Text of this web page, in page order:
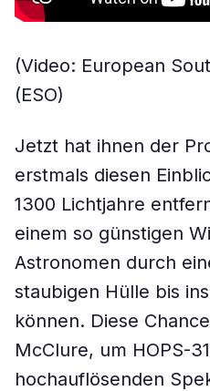
(Video: European
(ESO)
Jetzt hat ihnen der
erstmals diesen
1300 Lichtjahre
einem so günstigen
Astronomen durch
staubigen Hülle bis
können. Diese
McClure, um HOPS-
hochauflösenden